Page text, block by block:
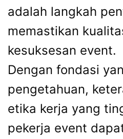
adalah langkah
memastikan
kesuksesan event.
Dengan fondasi
pengetahuan,
etika kerja yang
pekerja event